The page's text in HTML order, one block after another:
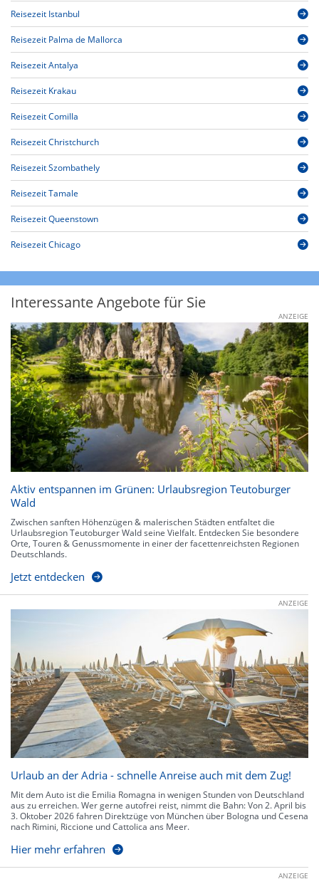
Reisezeit Istanbul
Reisezeit Palma de Mallorca
Reisezeit Antalya
Reisezeit Krakau
Reisezeit Comilla
Reisezeit Christchurch
Reisezeit Szombathely
Reisezeit Tamale
Reisezeit Queenstown
Reisezeit Chicago
Interessante Angebote für Sie
ANZEIGE
Aktiv entspannen im Grünen: Urlaubsregion Teutoburger
Wald
Zwischen sanften Höhenzügen & malerischen Städten entfaltet die
Urlaubsregion Teutoburger Wald seine Vielfalt. Entdecken Sie besondere
Orte, Touren & Genussmomente in einer der facettenreichsten Regionen
Deutschlands.
Jetzt entdecken
ANZEIGE
Urlaub an der Adria - schnelle Anreise auch mit dem Zug!
Mit dem Auto ist die Emilia Romagna in wenigen Stunden von Deutschland
aus zu erreichen. Wer gerne autofrei reist, nimmt die Bahn: Von 2. April bis
3. Oktober 2026 fahren Direktzüge von München über Bologna und Cesena
nach Rimini, Riccione und Cattolica ans Meer.
Hier mehr erfahren
ANZEIGE